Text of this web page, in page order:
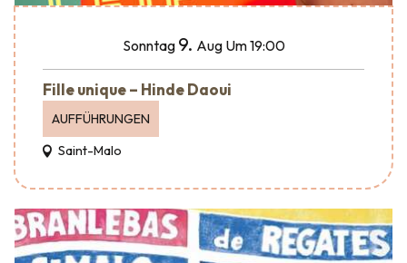
Sonntag 9. Aug Um 19:00
Fille unique – Hinde Daoui
AUFFÜHRUNGEN
Saint-Malo